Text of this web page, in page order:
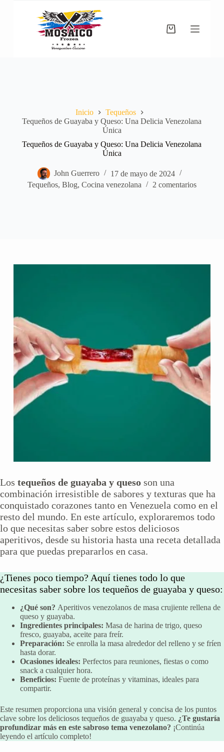
Carro
Inicio
Tequeños
Tequeños de Guayaba y Queso: Una Delicia Venezolana
Única
Tequeños de Guayaba y Queso: Una Delicia Venezolana
Única
John Guerrero
17 de mayo de 2024
Tequeños, Blog, Cocina venezolana 2 comentarios
Los tequeños de guayaba y queso son una
combinación irresistible de sabores y texturas que ha
conquistado corazones tanto en Venezuela como en el
resto del mundo. En este artículo, exploraremos todo
lo que necesitas saber sobre estos deliciosos
aperitivos, desde su historia hasta una receta detallada
para que puedas prepararlos en casa.
¿Tienes poco tiempo? Aquí tienes todo lo que
necesitas saber sobre los tequeños de guayaba y queso:
¿Qué son? Aperitivos venezolanos de masa crujiente rellena de
queso y guayaba.
Ingredientes principales: Masa de harina de trigo, queso
fresco, guayaba, aceite para freír.
Preparación: Se enrolla la masa alrededor del relleno y se fríen
hasta dorar.
Ocasiones ideales: Perfectos para reuniones, fiestas o como
snack a cualquier hora.
Beneficios: Fuente de proteínas y vitaminas, ideales para
compartir.
Este resumen proporciona una visión general y concisa de los puntos
clave sobre los deliciosos tequeños de guayaba y queso. ¿Te gustaría
profundizar más en este sabroso tema venezolano? ¡Continúa
leyendo el artículo completo!